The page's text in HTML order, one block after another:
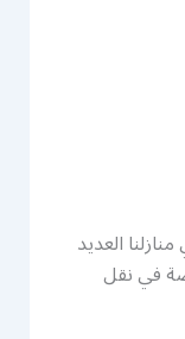
العديد
في نقل